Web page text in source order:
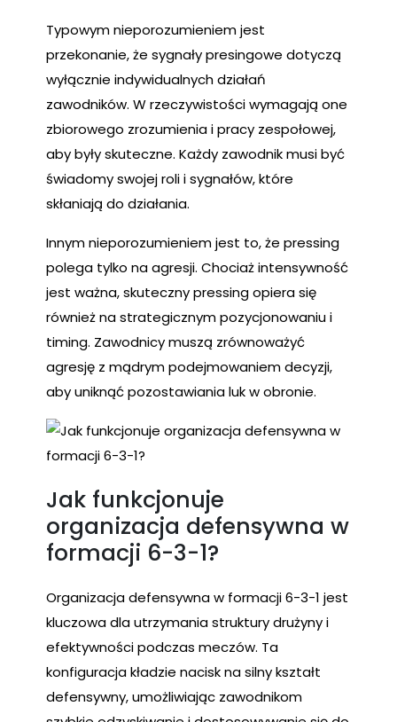
Typowym nieporozumieniem jest
przekonanie, że sygnały presingowe dotyczą
wyłącznie indywidualnych działań
zawodników. W rzeczywistości wymagają one
zbiorowego zrozumienia i pracy zespołowej,
aby były skuteczne. Każdy zawodnik musi być
świadomy swojej roli i sygnałów, które
skłaniają do działania.
Innym nieporozumieniem jest to, że pressing
polega tylko na agresji. Chociaż intensywność
jest ważna, skuteczny pressing opiera się
również na strategicznym pozycjonowaniu i
timing. Zawodnicy muszą zrównoważyć
agresję z mądrym podejmowaniem decyzji,
aby uniknąć pozostawiania luk w obronie.
Jak funkcjonuje
organizacja defensywna w
formacji 6-3-1?
Organizacja defensywna w formacji 6-3-1 jest
kluczowa dla utrzymania struktury drużyny i
efektywności podczas meczów. Ta
konfiguracja kładzie nacisk na silny kształt
defensywny, umożliwiając zawodnikom